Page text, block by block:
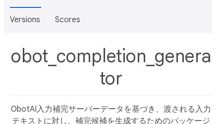
Versions Scores
obot_completion_genera
tor
ObotAI入力補完サーバーデータを基づき、渡される入力
テキストに対し、補完候補を生成するためのパッケージ